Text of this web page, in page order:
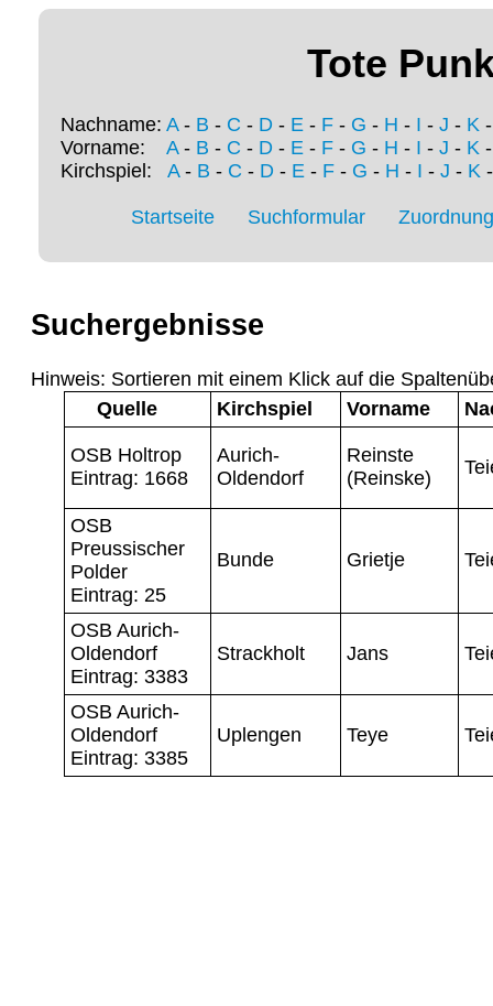
Tote
Nachname: A- B - C - D - E - F - G - H - I - J - K
Vorname: A- B - C - D - E - F - G - H - I - J - K
Kirchspiel: A- B - C - D- E- F- G - H - I - J - K
Startseite Suchformular
Suchergebnisse
Hinweis: Sortieren mit einem Klick auf die
Quelle
Kirchspiel Vorname
OSB Holtrop
Eintrag: 1668
Aurich-
Oldendorf
Reinste
(Reinske)
OSB
Preussischer
Polder
Eintrag: 25
Bunde Grietje
OSB Aurich-
Oldendorf
Eintrag: 3383
Strackholt Jans
OSB Aurich-
Oldendorf
Eintrag: 3385
Uplengen Teye